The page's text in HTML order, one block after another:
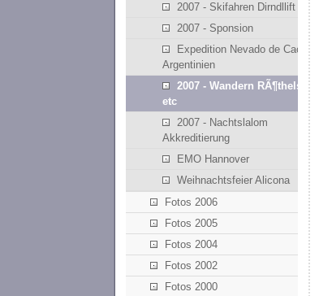
2007 - Skifahren Dirndllift
2007 - Sponsion
Expedition Nevado de Cachi -
Argentinien
2007 - Wandern RÃ¶thelstein
etc
2007 - Nachtslalom
Akkreditierung
EMO Hannover
Weihnachtsfeier Alicona
Fotos 2006
Fotos 2005
Fotos 2004
Fotos 2002
Fotos 2000